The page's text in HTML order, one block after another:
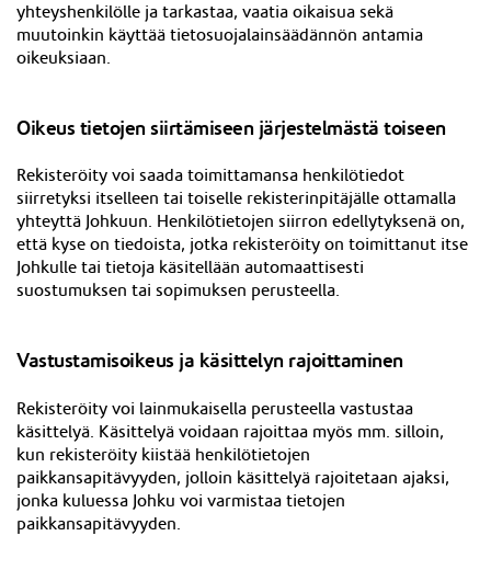
yhteyshenkilölle ja tarkastaa, vaatia oikaisua sekä
muutoinkin käyttää tietosuojalainsäädännön antamia
oikeuksiaan.
Oikeus tietojen siirtämiseen järjestelmästä toiseen
Rekisteröity voi saada toimittamansa henkilötiedot
siirretyksi itselleen tai toiselle rekisterinpitäjälle ottamalla
yhteyttä Johkuun. Henkilötietojen siirron edellytyksenä on,
että kyse on tiedoista, jotka rekisteröity on toimittanut itse
Johkulle tai tietoja käsitellään automaattisesti
suostumuksen tai sopimuksen perusteella.
Vastustamisoikeus ja käsittelyn rajoittaminen
Rekisteröity voi lainmukaisella perusteella vastustaa
käsittelyä. Käsittelyä voidaan rajoittaa myös mm. silloin,
kun rekisteröity kiistää henkilötietojen
paikkansapitävyyden, jolloin käsittelyä rajoitetaan ajaksi,
jonka kuluessa Johku voi varmistaa tietojen
paikkansapitävyyden.